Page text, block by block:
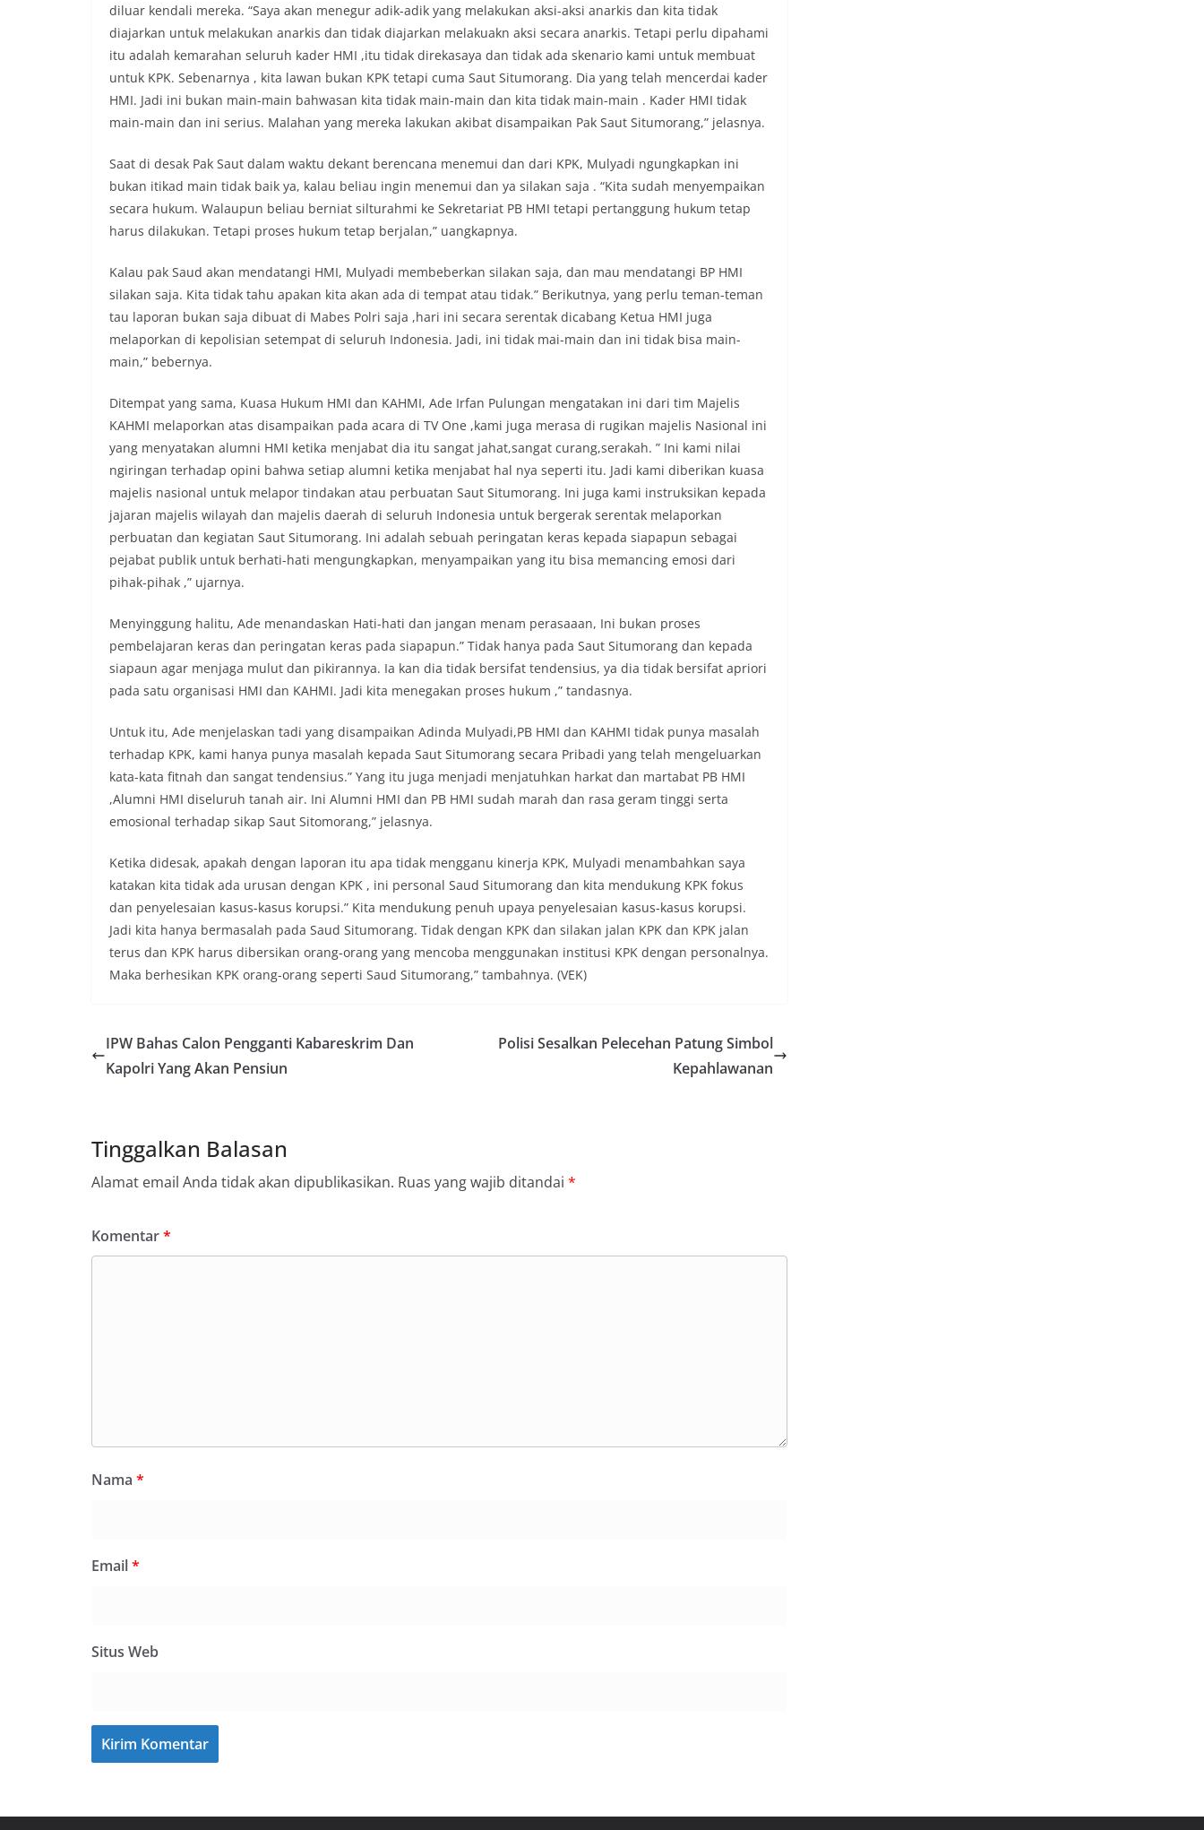
diluar kendali mereka. “Saya akan menegur adik-adik yang melakukan aksi-aksi anarkis dan kita tidak
diajarkan untuk melakukan anarkis dan tidak diajarkan melakuakn aksi secara anarkis. Tetapi perlu dipahami
itu adalah kemarahan seluruh kader HMI ,itu tidak direkasaya dan tidak ada skenario kami untuk membuat
untuk KPK. Sebenarnya , kita lawan bukan KPK tetapi cuma Saut Situmorang. Dia yang telah mencerdai kader
HMI. Jadi ini bukan main-main bahwasan kita tidak main-main dan kita tidak main-main . Kader HMI tidak
main-main dan ini serius. Malahan yang mereka lakukan akibat disampaikan Pak Saut Situmorang,” jelasnya.
Saat di desak Pak Saut dalam waktu dekant berencana menemui dan dari KPK, Mulyadi ngungkapkan ini
bukan itikad main tidak baik ya, kalau beliau ingin menemui dan ya silakan saja . “Kita sudah menyempaikan
secara hukum. Walaupun beliau berniat silturahmi ke Sekretariat PB HMI tetapi pertanggung hukum tetap
harus dilakukan. Tetapi proses hukum tetap berjalan,” uangkapnya.
Kalau pak Saud akan mendatangi HMI, Mulyadi membeberkan silakan saja, dan mau mendatangi BP HMI
silakan saja. Kita tidak tahu apakan kita akan ada di tempat atau tidak.” Berikutnya, yang perlu teman-teman
tau laporan bukan saja dibuat di Mabes Polri saja ,hari ini secara serentak dicabang Ketua HMI juga
melaporkan di kepolisian setempat di seluruh Indonesia. Jadi, ini tidak mai-main dan ini tidak bisa main-
main,” bebernya.
Ditempat yang sama, Kuasa Hukum HMI dan KAHMI, Ade Irfan Pulungan mengatakan ini dari tim Majelis
KAHMI melaporkan atas disampaikan pada acara di TV One ,kami juga merasa di rugikan majelis Nasional ini
yang menyatakan alumni HMI ketika menjabat dia itu sangat jahat,sangat curang,serakah. ” Ini kami nilai
ngiringan terhadap opini bahwa setiap alumni ketika menjabat hal nya seperti itu. Jadi kami diberikan kuasa
majelis nasional untuk melapor tindakan atau perbuatan Saut Situmorang. Ini juga kami instruksikan kepada
jajaran majelis wilayah dan majelis daerah di seluruh Indonesia untuk bergerak serentak melaporkan
perbuatan dan kegiatan Saut Situmorang. Ini adalah sebuah peringatan keras kepada siapapun sebagai
pejabat publik untuk berhati-hati mengungkapkan, menyampaikan yang itu bisa memancing emosi dari
pihak-pihak ,” ujarnya.
Menyinggung halitu, Ade menandaskan Hati-hati dan jangan menam perasaaan, Ini bukan proses
pembelajaran keras dan peringatan keras pada siapapun.” Tidak hanya pada Saut Situmorang dan kepada
siapaun agar menjaga mulut dan pikirannya. Ia kan dia tidak bersifat tendensius, ya dia tidak bersifat apriori
pada satu organisasi HMI dan KAHMI. Jadi kita menegakan proses hukum ,” tandasnya.
Untuk itu, Ade menjelaskan tadi yang disampaikan Adinda Mulyadi,PB HMI dan KAHMI tidak punya masalah
terhadap KPK, kami hanya punya masalah kepada Saut Situmorang secara Pribadi yang telah mengeluarkan
kata-kata fitnah dan sangat tendensius.” Yang itu juga menjadi menjatuhkan harkat dan martabat PB HMI
,Alumni HMI diseluruh tanah air. Ini Alumni HMI dan PB HMI sudah marah dan rasa geram tinggi serta
emosional terhadap sikap Saut Sitomorang,” jelasnya.
Ketika didesak, apakah dengan laporan itu apa tidak mengganu kinerja KPK, Mulyadi menambahkan saya
katakan kita tidak ada urusan dengan KPK , ini personal Saud Situmorang dan kita mendukung KPK fokus
dan penyelesaian kasus-kasus korupsi.” Kita mendukung penuh upaya penyelesaian kasus-kasus korupsi.
Jadi kita hanya bermasalah pada Saud Situmorang. Tidak dengan KPK dan silakan jalan KPK dan KPK jalan
terus dan KPK harus dibersikan orang-orang yang mencoba menggunakan institusi KPK dengan personalnya.
Maka berhesikan KPK orang-orang seperti Saud Situmorang,” tambahnya. (VEK)
IPW Bahas Calon Pengganti Kabareskrim Dan
Kapolri Yang Akan Pensiun
Polisi Sesalkan Pelecehan Patung Simbol
Kepahlawanan
Tinggalkan Balasan
Alamat email Anda tidak akan dipublikasikan. Ruas yang wajib ditandai *
Komentar*
Nama *
Email*
Situs Web